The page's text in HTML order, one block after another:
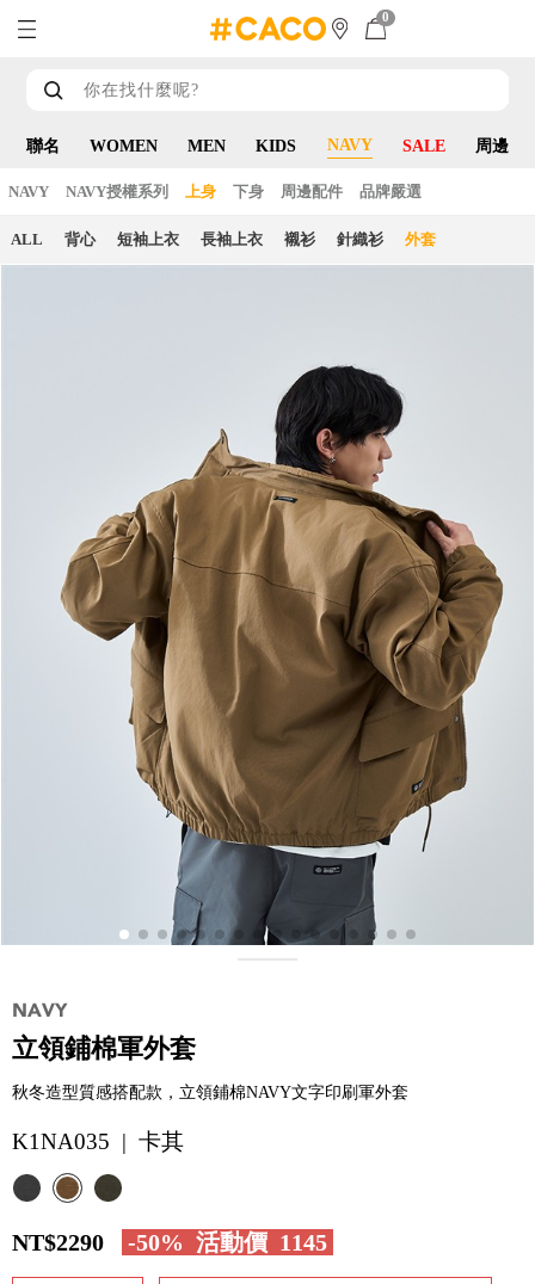
0
聯名 WOMEN MEN KIDS NAVY SALE 周邊
NAVY NAVY授權系列 上身 下身 周邊配件 品牌嚴選
ALL 背心 短袖上衣 長袖上衣 襯衫 針織衫 外套
立領鋪棉軍外套
秋冬造型質感搭配款，立領鋪棉NAVY文字印刷軍外套
K1NA035 | 卡其
NT$2290 -50% 活動價 1145